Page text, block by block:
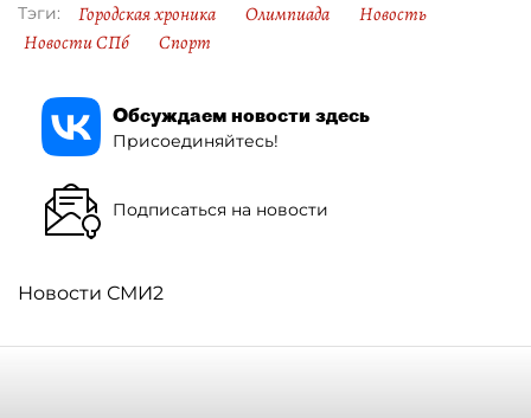
Тэги: Городская хроника Олимпиада
Новость
Новости СПб
Спорт
Обсуждаем новости здесь
Присоединяйтесь!
Подписаться на новости
Новости СМИ2